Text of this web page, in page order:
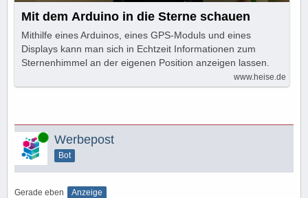
Mit dem Arduino in die Sterne schauen
Mithilfe eines Arduinos, eines GPS-Moduls und eines
Displays kann man sich in Echtzeit Informationen zum
Sternenhimmel an der eigenen Position anzeigen lassen.
www.heise.de
Online Werbepost
Bot
Gerade eben Anzeige